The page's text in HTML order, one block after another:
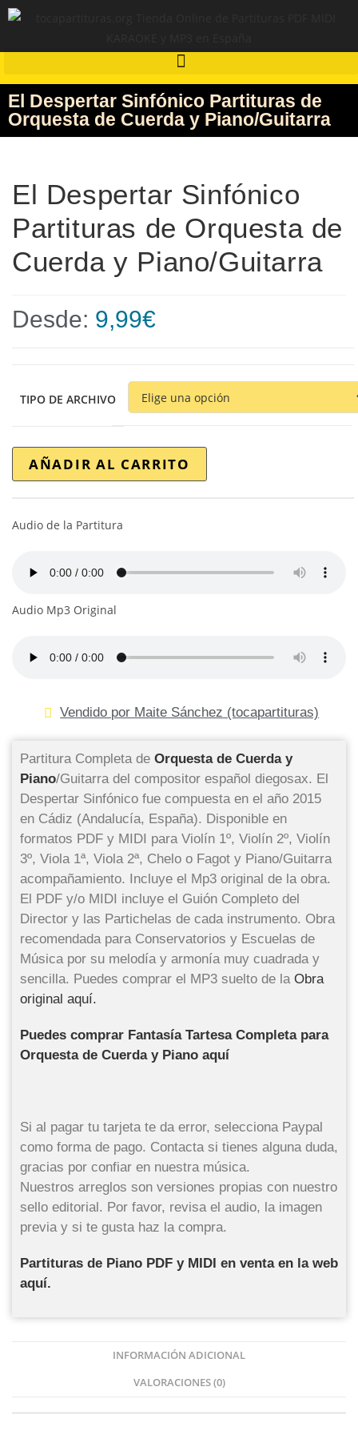
El Despertar Sinfónico Partituras de
Orquesta de Cuerda y Piano/Guitarra
El Despertar Sinfónico
Partituras de Orquesta de
Cuerda y Piano/Guitarra
Desde: 9,99€
TIPO DE ARCHIVO
AÑADIR AL CARRITO
Audio de la Partitura
Audio Mp3 Original
Vendido por Maite Sánchez (tocapartituras)
Partitura Completa de Orquesta de Cuerda y
Piano/Guitarra del compositor español diegosax. El
Despertar Sinfónico fue compuesta en el año 2015
en Cádiz (Andalucía, España). Disponible en
formatos PDF y MIDI para Violín 1º, Violín 2º, Violín
3º, Viola 1ª, Viola 2ª, Chelo o Fagot y Piano/Guitarra
acompañamiento. Incluye el Mp3 original de la obra.
El PDF y/o MIDI incluye el Guión Completo del
Director y las Partichelas de cada instrumento. Obra
recomendada para Conservatorios y Escuelas de
Música por su melodía y armonía muy cuadrada y
sencilla. Puedes comprar el MP3 suelto de la Obra
original aquí.
Puedes comprar Fantasía Tartesa Completa para
Orquesta de Cuerda y Piano aquí
Si al pagar tu tarjeta te da error, selecciona Paypal
como forma de pago. Contacta si tienes alguna duda,
gracias por confiar en nuestra música.
Nuestros arreglos son versiones propias con nuestro
sello editorial. Por favor, revisa el audio, la imagen
previa y si te gusta haz la compra.
Partituras de Piano PDF y MIDI en venta en la web
aquí.
INFORMACIÓN ADICIONAL
VALORACIONES (0)